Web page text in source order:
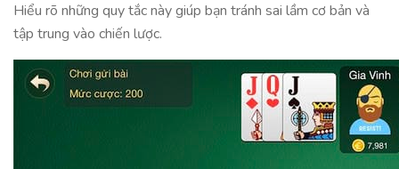
Hiểu rõ những quy tắc này giúp bạn tránh sai lầm cơ bản và
tập trung vào chiến lược.